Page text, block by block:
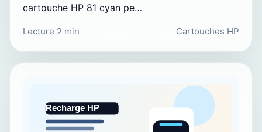
cartouche HP 81 cyan pe…
Lecture 2 min Cartouches HP